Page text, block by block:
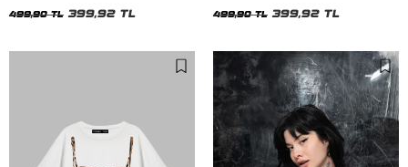
499,90 TL 399,92 TL 499,90 TL 399,92 TL